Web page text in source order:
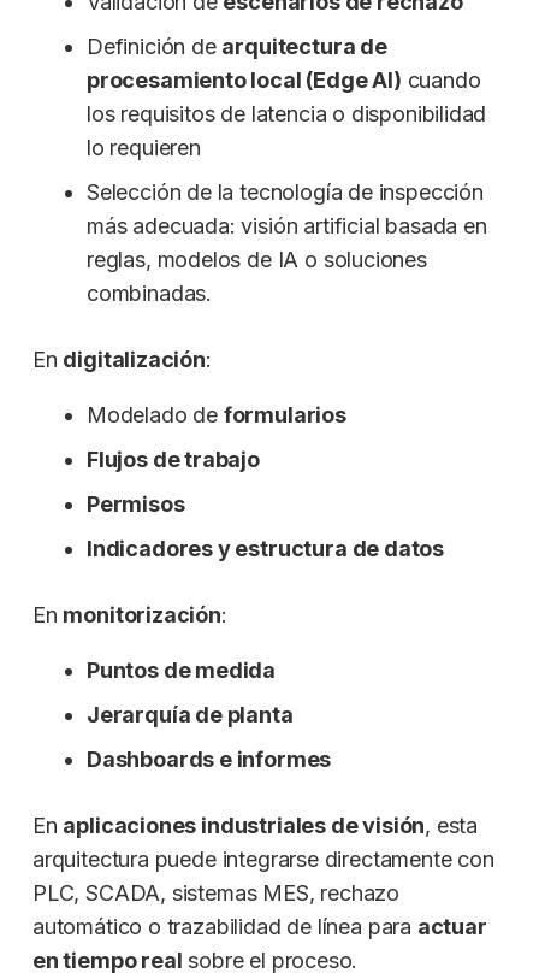
Definición de arquitectura de
procesamiento local (Edge AI) cuando
los requisitos de latencia o disponibilidad
lo requieren
Selección de la tecnología de inspección
más adecuada: visión artificial basada en
reglas, modelos de IA o soluciones
combinadas.
En digitalización:
Modelado de formularios
Flujos de trabajo
Permisos
Indicadores y estructura de datos
En monitorización:
Puntos de medida
Jerarquía de planta
Dashboards e informes
En aplicaciones industriales de visión, esta
arquitectura puede integrarse directamente con
PLC, SCADA, sistemas MES, rechazo
automático o trazabilidad de línea para actuar
en tiempo real sobre el proceso.